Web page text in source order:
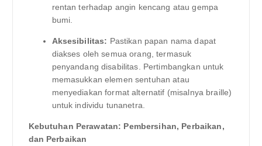
rentan terhadap angin kencang atau gempa
bumi.
Aksesibilitas: Pastikan papan nama dapat
diakses oleh semua orang, termasuk
penyandang disabilitas. Pertimbangkan untuk
memasukkan elemen sentuhan atau
menyediakan format alternatif (misalnya braille)
untuk individu tunanetra.
Kebutuhan Perawatan: Pembersihan, Perbaikan,
dan Perbaikan